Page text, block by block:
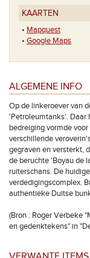
KAARTEN
• Mapquest
• Google Maps
ALGEMENE INFO
Op de linkeroever van
'Petroleumtanks'. Daar
bedreiging vormde
verschillende
gegraven en versterkt,
de beruchte 'Boyau de
ruiterschans. De
verdedigingscomplex.
authentieke Duitse
(Bron : Roger Verbeke
en gedenktekens" in